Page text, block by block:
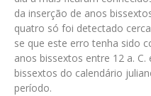
da inserção de anos
quatro só foi detectado
se que este erro tenha sido
anos bissextos entre 12 a.
bissextos do calendário
período.